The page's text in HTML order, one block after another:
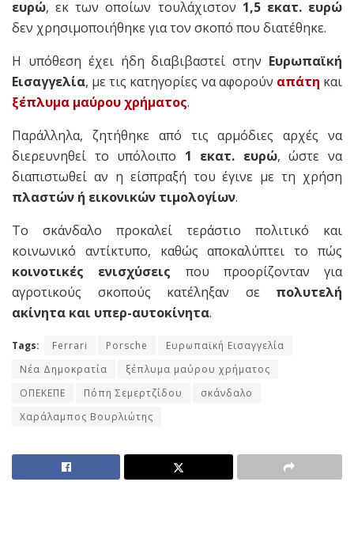
ευρώ, εκ των οποίων τουλάχιστον 1,5 εκατ. ευρώ
δεν χρησιμοποιήθηκε για τον σκοπό που διατέθηκε.
Η υπόθεση έχει ήδη διαβιβαστεί στην Ευρωπαϊκή
Εισαγγελία, με τις κατηγορίες να αφορούν απάτη και
ξέπλυμα μαύρου χρήματος.
Παράλληλα, ζητήθηκε από τις αρμόδιες αρχές να
διερευνηθεί το υπόλοιπο 1 εκατ. ευρώ, ώστε να
διαπιστωθεί αν η είσπραξή του έγινε με τη χρήση
πλαστών ή εικονικών τιμολογίων.
Το σκάνδαλο προκαλεί τεράστιο πολιτικό και
κοινωνικό αντίκτυπο, καθώς αποκαλύπτει το πώς
κοινοτικές ενισχύσεις που προορίζονταν για
αγροτικούς σκοπούς κατέληξαν σε πολυτελή
ακίνητα και υπερ-αυτοκίνητα.
Tags: Ferrari Porsche
Ευρωπαϊκή Εισαγγελία
Νέα Δημοκρατία
ξέπλυμα μαύρου χρήματος
ΟΠΕΚΕΠΕ
Πόπη Σεμερτζίδου
σκάνδαλο
Χαράλαμπος Βουρλιώτης